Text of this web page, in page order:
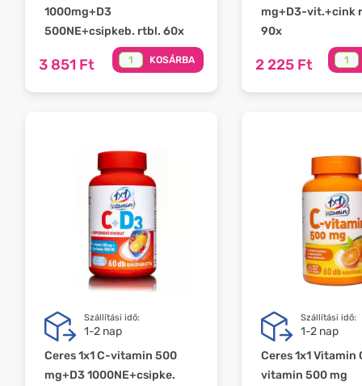
1000mg+D3
500NE+csipkeb. rtbl. 60x
3 851 Ft KOSÁRBA
mg+D3-vit.+cink
90x
2 225 Ft
Szállítási idő:
1-2 nap
Ceres 1x1 C-vitamin 500
mg+D3 1000NE+csipke.
Szállítási idő:
1-2 nap
Ceres 1x1 Vitamin
vitamin 500 mg